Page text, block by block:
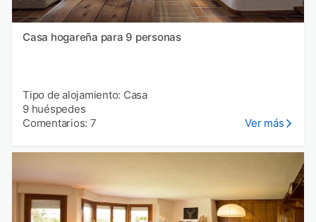
Casa hogareña para 9 personas
Tipo de alojamiento: Casa
9 huéspedes
Comentarios: 7
Ver más